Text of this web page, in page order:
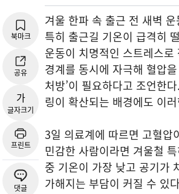
북마크
공유
가
글자크기
프린트
댓글
겨울 한파 속 출근 전 새벽
특히 출근길 기온이 급격히
운동이 치명적인 스트레스
경계를 동시에 자극해 혈압
처방’이 필요하다고 조언한
링이 확산되는 배경에도 이
3일 의료계에 따르면 고혈압
민감한 사람이라면 겨울철
중 기온이 가장 낮고 공기가
가해지는 부담이 커질 수 있